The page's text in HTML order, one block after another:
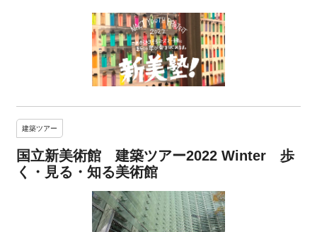
建築ツアー
国立新美術館 建築ツアー2022 Winter 歩
く・見る・知る美術館